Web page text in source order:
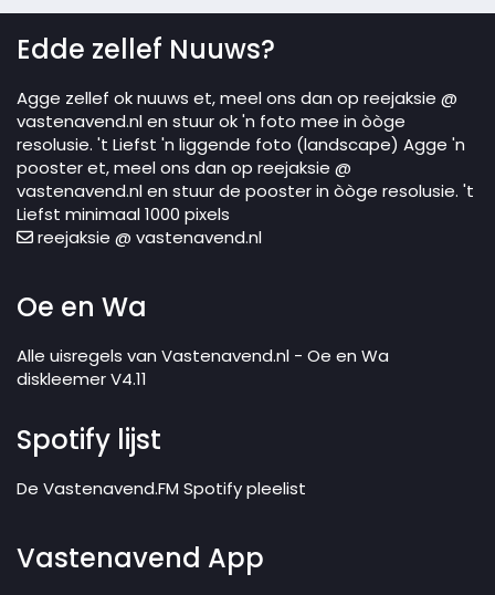
Edde zellef Nuuws?
Agge zellef ok nuuws et, meel ons dan op reejaksie @
vastenavend.nl en stuur ok 'n foto mee in òòge
resolusie. 't Liefst 'n liggende foto (landscape) Agge 'n
pooster et, meel ons dan op reejaksie @
vastenavend.nl en stuur de pooster in òòge resolusie. 't
Liefst minimaal 1000 pixels
reejaksie @ vastenavend.nl
Oe en Wa
Alle uisregels van Vastenavend.nl - Oe en Wa
diskleemer V4.11
Spotify lijst
De Vastenavend.FM Spotify pleelist
Vastenavend App